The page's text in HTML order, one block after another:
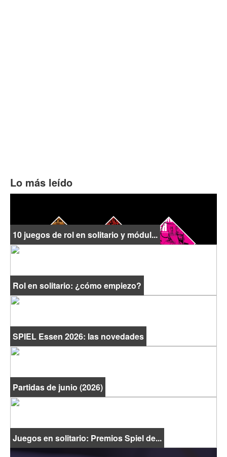
Lo más leído
10 juegos de rol en solitario y módul...
Rol en solitario: ¿cómo empiezo?
SPIEL Essen 2026: las novedades
Partidas de junio (2026)
Juegos en solitario: Premios Spiel de...